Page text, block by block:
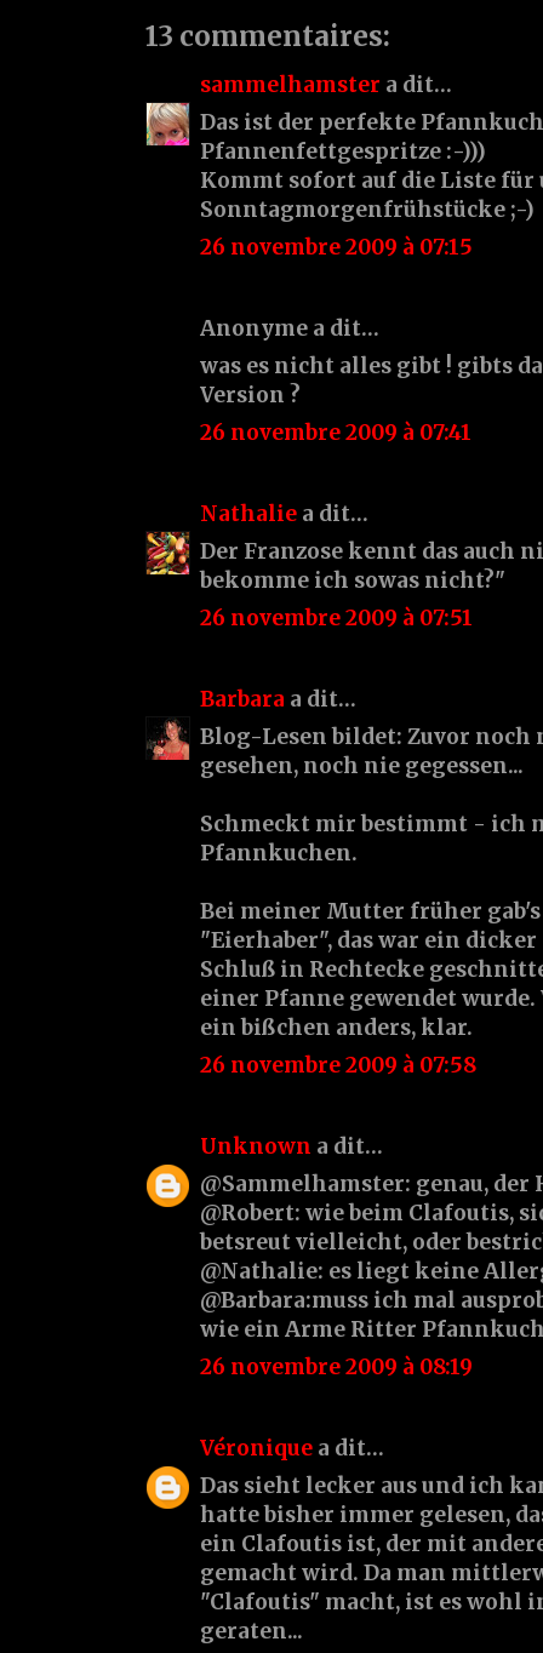
13 commentaires:
sammelhamster a dit…
Das ist der perfekte
Pfannenfettgespritze :-)))
Kommt sofort auf die Liste
Sonntagmorgenfrühstücke ;-)
26 novembre 2009 à 07:15
Anonyme a dit…
was es nicht alles gibt ! gibts
Version ?
26 novembre 2009 à 07:41
Nathalie a dit…
Der Franzose kennt das auch
bekomme ich sowas nicht?"
26 novembre 2009 à 07:51
Barbara a dit…
Blog-Lesen bildet: Zuvor noch
gesehen, noch nie gegessen...
Schmeckt mir bestimmt - ich
Pfannkuchen.
Bei meiner Mutter früher gab's
"Eierhaber", das war ein
Schluß in Rechtecke
einer Pfanne gewendet
ein bißchen anders, klar.
26 novembre 2009 à 07:58
Unknown a dit…
@Sammelhamster: genau, der
@Robert: wie beim Clafoutis,
betsreut vielleicht, oder
@Nathalie: es liegt keine
@Barbara:muss ich mal
wie ein Arme Ritter
26 novembre 2009 à 08:19
Véronique a dit…
Das sieht lecker aus und ich
hatte bisher immer gelesen,
ein Clafoutis ist, der mit
gemacht wird. Da man
"Clafoutis" macht, ist es wohl
geraten...